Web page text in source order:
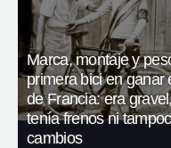
Marca, montaje y
primera bici en ganar
de Francia: era
tenía frenos ni
cambios